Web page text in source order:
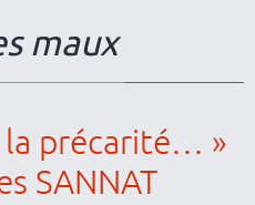
maux
la précarité… »
SANNAT